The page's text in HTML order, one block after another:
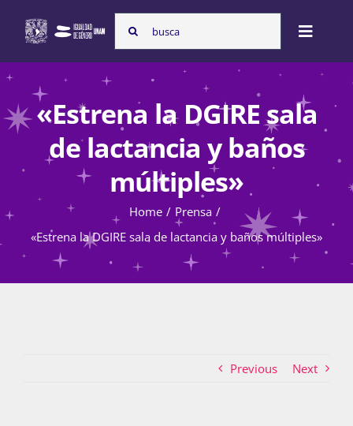
content
Search
for:
Toggle
Nosotras
Programas
Atención de la violencia de género
«Estrena la DGIRE sala
de lactancia y baños
múltiples»
Home
Prensa
«Estrena la DGIRE sala de lactancia y baños múltiples»
Previous Next